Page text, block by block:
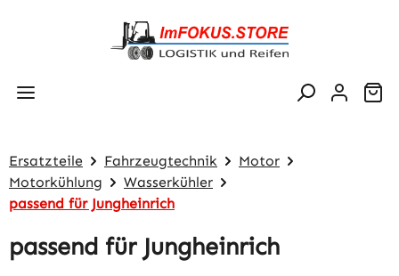
Zum Hauptinhalt springen
Ersatzteile Fahrzeugtechnik
Motor
Motorkühlung
Wasserkühler
passend für Jungheinrich
passend für Jungheinrich